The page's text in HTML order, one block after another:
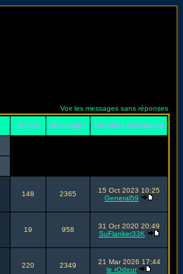
Voir les messages sans réponses
Sujets Messages Derniers Messages
148 2365
15 Oct 2023 10:25
General59
19 958
31 Oct 2020 20:49
SuFlanker33K
220 2349
21 Mar 2026 17:44
le rOdeur